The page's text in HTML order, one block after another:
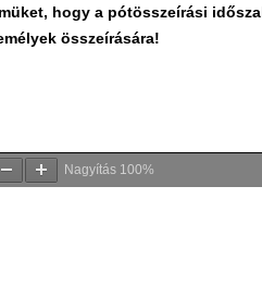
hogy a pótösszeírási
összeírására!
Nagyítás 100%